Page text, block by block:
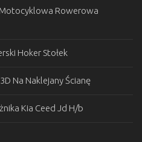
Rowerowa
Hoker Stołek
Na Naklejany Ścianę
Kia Ceed Jd H/b